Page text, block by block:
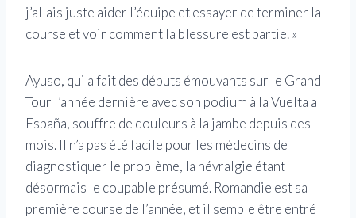
j’allais juste aider l’équipe et essayer de terminer la
course et voir comment la blessure est partie. »
Ayuso, qui a fait des débuts émouvants sur le Grand
Tour l’année dernière avec son podium à la Vuelta a
España, souffre de douleurs à la jambe depuis des
mois. Il n’a pas été facile pour les médecins de
diagnostiquer le problème, la névralgie étant
désormais le coupable présumé. Romandie est sa
première course de l’année, et il semble être entré